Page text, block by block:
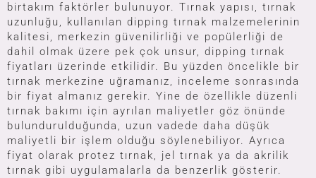
birtakım faktörler bulunuyor. Tırnak yapısı, tırnak
uzunluğu, kullanılan dipping tırnak malzemelerinin
kalitesi, merkezin güvenilirliği ve popülerliği de
dahil olmak üzere pek çok unsur, dipping tırnak
fiyatları üzerinde etkilidir. Bu yüzden öncelikle bir
tırnak merkezine uğramanız, inceleme sonrasında
bir fiyat almanız gerekir. Yine de özellikle düzenli
tırnak bakımı için ayrılan maliyetler göz önünde
bulundurulduğunda, uzun vadede daha düşük
maliyetli bir işlem olduğu söylenebiliyor. Ayrıca
fiyat olarak protez tırnak, jel tırnak ya da akrilik
tırnak gibi uygulamalarla da benzerlik gösterir.